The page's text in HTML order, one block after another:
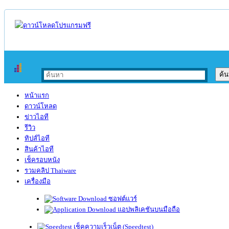
หน้าแรก
ดาวน์โหลด
ข่าวไอที
รีวิว
ทิปส์ไอที
สินค้าไอที
เช็ครอบหนัง
รวมคลิป Thaiware
เครื่องมือ
ซอฟต์แวร์
แอปพลิเคชันบนมือถือ
เช็คความเร็วเน็ต (Speedtest)